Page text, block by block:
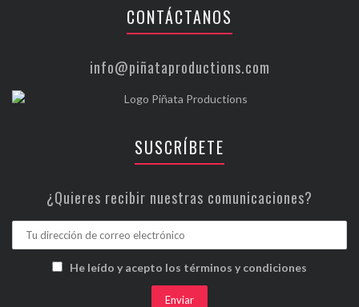
CONTÁCTANOS
info@piñataproductions.com
SUSCRÍBETE
¿Quieres recibir nuestras comunicaciones?
He leído y acepto los términos y condiciones